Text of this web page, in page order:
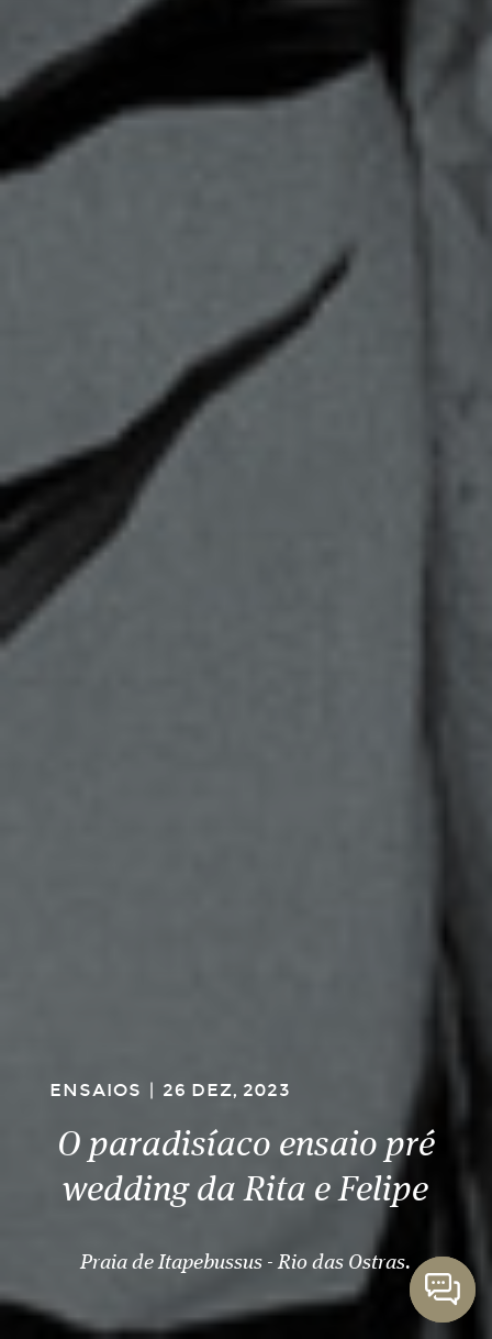
ENSAIOS | 26 DEZ, 2023
O paradisíaco ensaio pré
wedding da Rita e Felipe
Praia de Itapebussus - Rio das Ostras.